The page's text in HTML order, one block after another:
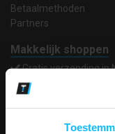
Betaalmethoden
Partners
Makkelijk shoppen
Gratis verzending in
Bedruk- en
14 Dagen tijd om te